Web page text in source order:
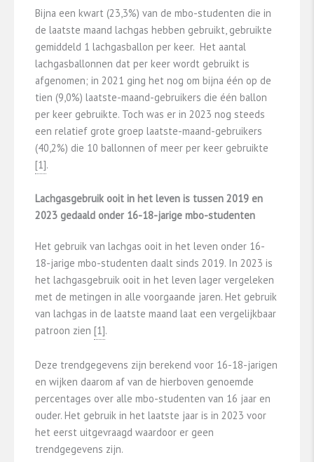
Bijna een kwart (23,3%) van de mbo-studenten die in
de laatste maand lachgas hebben gebruikt, gebruikte
gemiddeld 1 lachgasballon per keer. Het aantal
lachgasballonnen dat per keer wordt gebruikt is
afgenomen; in 2021 ging het nog om bijna één op de
tien (9,0%) laatste-maand-gebruikers die één ballon
per keer gebruikte. Toch was er in 2023 nog steeds
een relatief grote groep laatste-maand-gebruikers
(40,2%) die 10 ballonnen of meer per keer gebruikte
​[1]​.
Lachgasgebruik ooit in het leven is tussen 2019 en
2023 gedaald onder 16-18-jarige mbo-studenten
Het gebruik van lachgas ooit in het leven onder 16-
18-jarige mbo-studenten daalt sinds 2019. In 2023 is
het lachgasgebruik ooit in het leven lager vergeleken
met de metingen in alle voorgaande jaren. Het gebruik
van lachgas in de laatste maand laat een vergelijkbaar
patroon zien ​[1]​.
Deze trendgegevens zijn berekend voor 16-18-jarigen
en wijken daarom af van de hierboven genoemde
percentages over alle mbo-studenten van 16 jaar en
ouder. Het gebruik in het laatste jaar is in 2023 voor
het eerst uitgevraagd waardoor er geen
trendgegevens zijn.